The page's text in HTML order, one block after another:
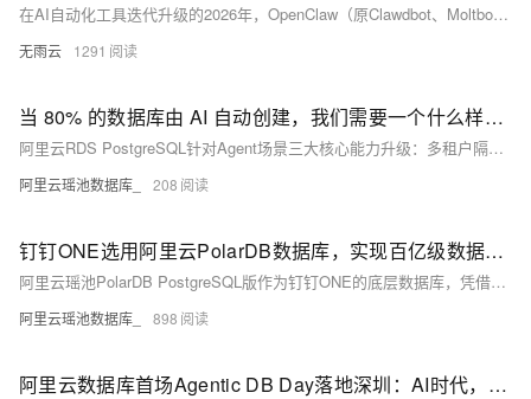
在AI自动化工具迭代升级的2026年，OpenClaw（原Clawdbot、Moltbot）已成为个人办公、轻量团队协同的核心效率工具，其凭借自然语言指令驱动、多场景任务执行、高扩展性的优势，可轻松实现文件管理、联网搜索、代码生成、自动化流程搭建等多元化操作。但OpenClaw本身不自带大语言模型，其理解自然语言、拆解复杂任务、输出精准结果的核心能力，需通过对接外部大模型API实现——而阿里云百炼作为国内领先的大模型服务平台，凭借丰富的模型选择、99.9%的服务可用性、企业级安全保障及与阿里云生态的深度适配，成为OpenClaw用户的首选对接方案[1]。
无雨云 1291
当 80% 的数据库由 AI 自动创建，我们需要一个什么样的 PostgreSQL？
阿里云RDS PostgreSQL针对Agent场景三大核心能力升级：多租户隔离、秒级数据分支、多模态（向量+图+标量）统一检索，支撑SaaS化、沙箱化与多源数据融合的生产级应用。
阿里云瑶池数据库_ 208
钉钉ONE选用阿里云PolarDB数据库，实现百亿级数据的高效向量检索
阿里云瑶池PolarDB PostgreSQL版作为钉钉ONE的底层数据库，凭借分布式架构与向量检索能力，支撑百亿级数据、高并发与AI智能推荐，助力钉钉实现“事找人”的办公新范式。
阿里云瑶池数据库_ 898
阿里云数据库首场Agentic DB Day落地深圳：AI时代，数据库要“自己长出Agent”